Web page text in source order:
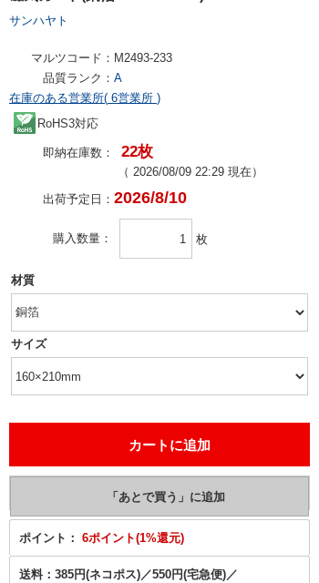
サンハヤト
マルツコード： M2493-233
品質ランク： A
在庫のある営業所( 6営業所 )
RoHS3対応
即納在庫数： 22枚
（ 2026/08/09 22:29 現在）
出荷予定日： 2026/8/10
購入数量 枚
材質
サイズ
ポイント： 6ポイント(1%還元)
送料： 385円(ネコポス)／550円(宅急便)／